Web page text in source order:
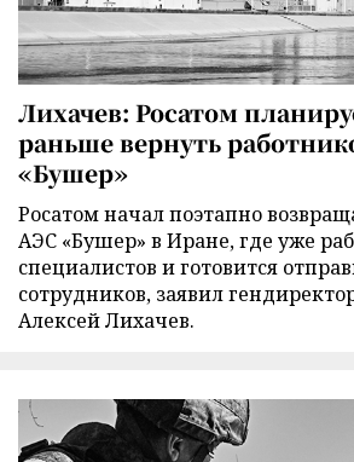
Лихачев: Росатом
раньше вернуть
«Бушер»
Росатом начал поэтапно
АЭС «Бушер» в Иране, где уже
специалистов и готовится
сотрудников, заявил
Алексей Лихачев.